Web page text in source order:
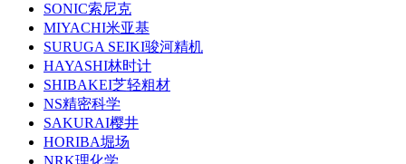
SONIC索尼克
MIYACHI米亚基
SURUGA SEIKI骏河精机
HAYASHI林时计
SHIBAKEI芝轻粗材
NS精密科学
SAKURAI樱井
HORIBA堀场